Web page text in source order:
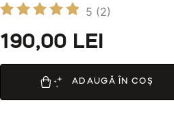
5.00
din 5
5 (2)
190,00 LEI
ADAUGĂ ÎN COȘ